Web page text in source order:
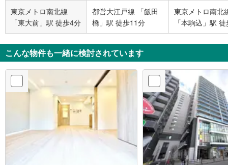
東京メトロ南北線
「東大前」駅 徒歩4分
都営大江戸線 「飯田
橋」駅 徒歩11分
東京メトロ南北
「本駒込」駅
こんな物件も一緒に検討されています